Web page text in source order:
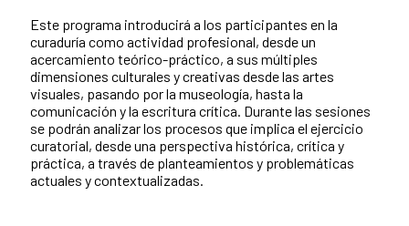
Este programa introducirá a los participantes en la
curaduría como actividad profesional, desde un
acercamiento teórico-práctico, a sus múltiples
dimensiones culturales y creativas desde las artes
visuales, pasando por la museología, hasta la
comunicación y la escritura crítica. Durante las sesiones
se podrán analizar los procesos que implica el ejercicio
curatorial, desde una perspectiva histórica, crítica y
práctica, a través de planteamientos y problemáticas
actuales y contextualizadas.